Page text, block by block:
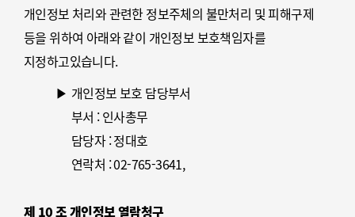
개인정보 처리와 관련한 정보주체의 불만처리 및 피해구제
등을 위하여 아래와 같이 개인정보 보호책임자를
지정하고있습니다.
개인정보 보호 담당부서
부서 : 인사총무
담당자 : 정대호
연락처 : 02-765-3641,
② 정보주체는 회사의 서비스(또는 사업)을 이용하시면서
제 10 조 개인정보 열람청구